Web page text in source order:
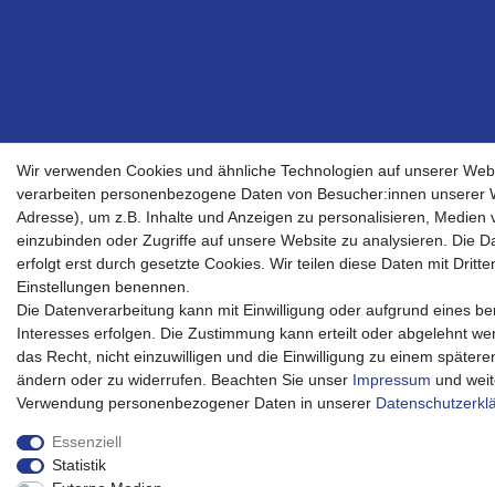
Wir verwenden Cookies und ähnliche Technologien auf unserer
verarbeiten personenbezogene Daten von Besucher:innen unserer
Adresse), um z.B. Inhalte und Anzeigen zu personalisieren, Medien
einzubinden oder Zugriffe auf unsere Website zu analysieren. Die
erfolgt erst durch gesetzte Cookies. Wir teilen diese Daten mit
Einstellungen benennen.
Die Datenverarbeitung kann mit Einwilligung oder aufgrund eines
Interesses erfolgen. Die Zustimmung kann erteilt oder abgelehnt
das Recht, nicht einzuwilligen und die Einwilligung zu einem
ändern oder zu widerrufen. Beachten Sie unser Impressum und
Verwendung personenbezogener Daten in unserer
Essenziell
Statistik